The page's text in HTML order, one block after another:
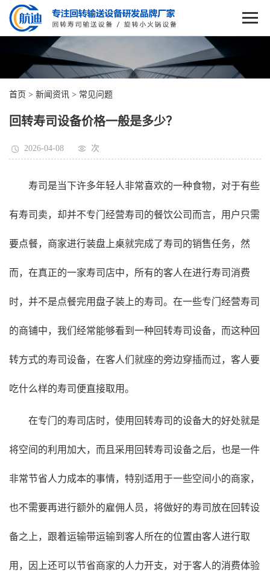
首页 > 新闻资讯 > 常见问题
回转寿司设备价格一般是多少？
2026-04-08 次
寿司是当下许多年轻人非常喜欢的一种食物，对于有些
有寿司卖，却并不专门经营寿司的餐饮公司而言，用户只需
要点餐，商家进行装盘上桌就完成了寿司的销售任务，然
而，在真正的一家寿司店中，所有的客人在进行寿司消费
时，并不是点餐完用盘子装上的寿司。在一些专门经营寿司
的商铺中，我们经常能够看到一种回转寿司设备，而这种回
转方式的寿司设备，在客人们就座的旁边穿插而过，客人要
吃什么样的寿司便直接取用。
在专门的寿司店时，使用回转寿司的设备大的好处就是
将空间的利用加大，而且采用回转寿司设备之后，也是一件
非常节省人力成本的事情，特别适用于一些空间小的商家，
也不需要再进行额外的雇佣人员，将做好的寿司放在回转设
备之上，跟着运输带运输到客人所在的位置由客人进行取
用，因上还可以节省商家的人力开支，对于客人的消费体验